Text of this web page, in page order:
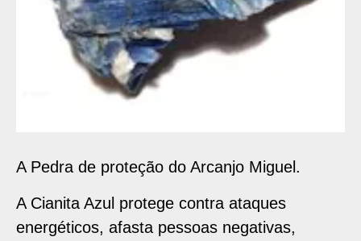
A Pedra de proteção do Arcanjo Miguel.
A Cianita Azul protege contra ataques
energéticos, afasta pessoas negativas,